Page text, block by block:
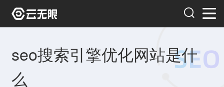
seo搜索引擎优化网站是什
么